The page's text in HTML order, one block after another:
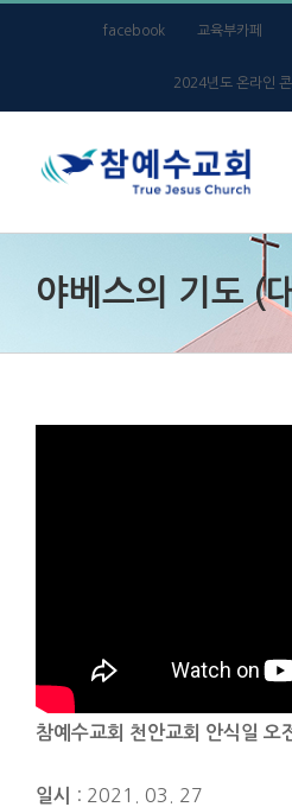
facebook 교육부카페
2024년도 온라인
야베스의 기도 (
참예수교회 천안교회 안식일 오
일시 : 2021. 03. 27